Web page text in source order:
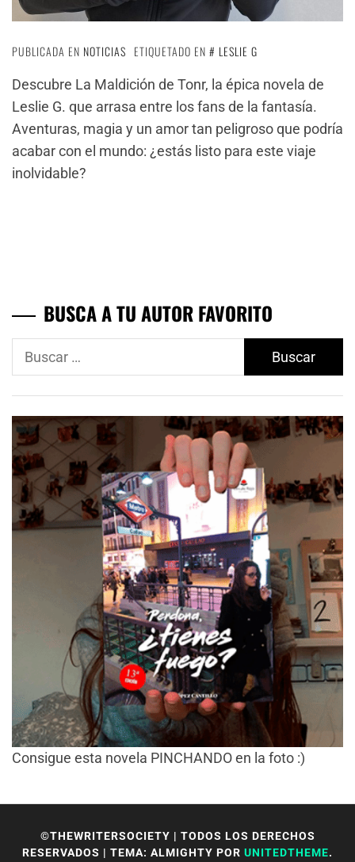
PUBLICADA EN NOTICIAS ETIQUETADO EN
LESLIE G
Descubre La Maldición de Tonr, la épica novela de
Leslie G. que arrasa entre los fans de la fantasía.
Aventuras, magia y un amor tan peligroso que podría
acabar con el mundo: ¿estás listo para este viaje
inolvidable?
BUSCA A TU AUTOR FAVORITO
Buscar:
Consigue esta novela PINCHANDO en la foto :)
©THEWRITERSOCIETY | TODOS LOS DERECHOS
RESERVADOS | TEMA: ALMIGHTY POR UNITEDTHEME.